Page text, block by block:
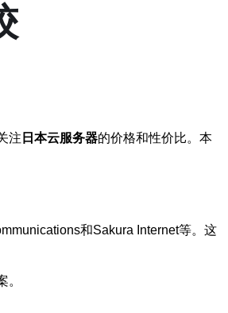
注 日本云服务器的价格和性价比。本
和Sakura Internet等。这